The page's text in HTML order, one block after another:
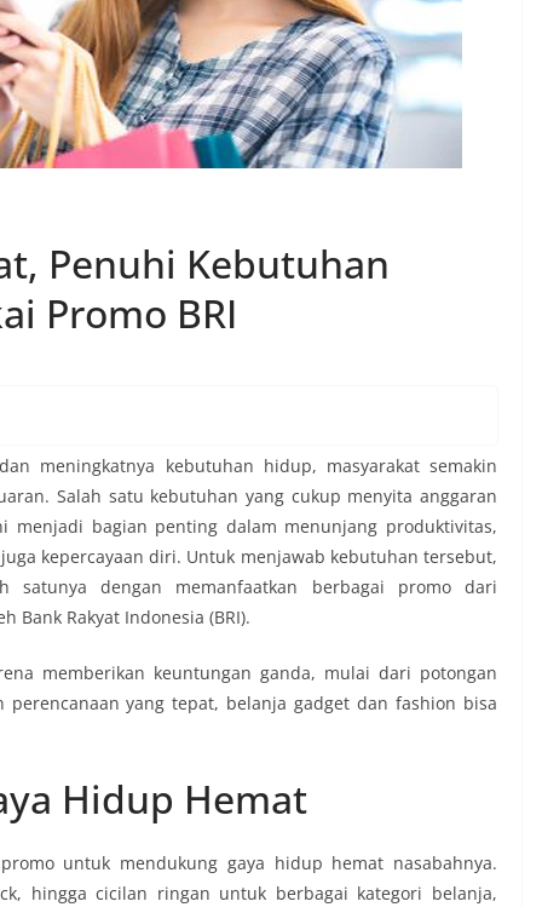
Penuhi Kebutuhan
Promo BRI
meningkatnya kebutuhan hidup, masyarakat semakin
Salah satu kebutuhan yang cukup menyita anggaran
menjadi bagian penting dalam menunjang produktivitas,
kepercayaan diri. Untuk menjawab kebutuhan tersebut,
satunya dengan memanfaatkan berbagai promo dari
Bank Rakyat Indonesia (BRI).
memberikan keuntungan ganda, mulai dari potongan
yang tepat, belanja gadget dan fashion bisa
Hidup Hemat
untuk mendukung gaya hidup hemat nasabahnya.
hingga cicilan ringan untuk berbagai kategori belanja,